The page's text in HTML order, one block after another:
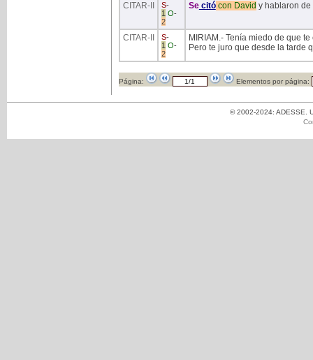
CITAR-II S-
1 O-
2
Secitócon David y hablaron de
CITAR-II S-
1 O-
2
MIRIAM.- Tenía miedo de que
Pero te juro que desde la tarde
Página: Elementos por página:
© 2002-2024: ADESSE.